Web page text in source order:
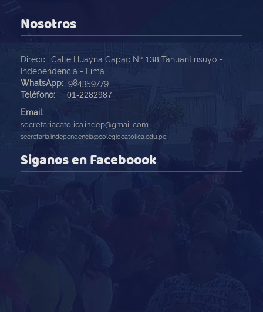
Nosotros
Direcc.: Calle Huayna Capac Nº 138 Tahuantinsuyo -
Independencia - Lima
WhatsApp: 984359779
Teléfono:
01-2282987
Email:
secretariacatolica.indep@gmail.com
secretaria.independencia@colegiocatolica.edu.pe
Siganos en Faceboook